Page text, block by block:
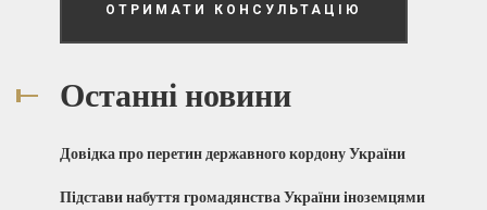
ОТРИМАТИ КОНСУЛЬТАЦІЮ
Останні новини
Довідка про перетин державного кордону України
Підстави набуття громадянства України іноземцями